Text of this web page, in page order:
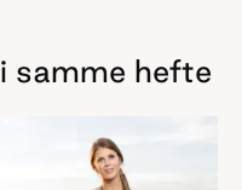
samme hefte